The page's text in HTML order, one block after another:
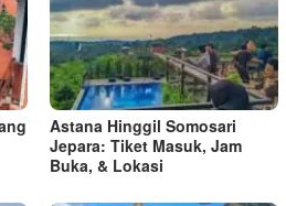
Astana Hinggil Somosari
Jepara: Tiket Masuk, Jam
Buka, & Lokasi